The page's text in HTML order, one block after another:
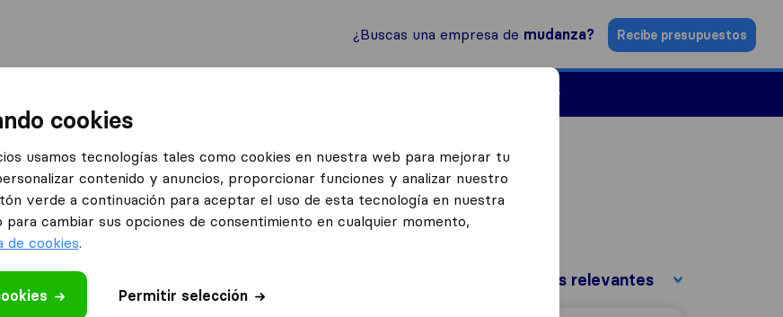
¿Buscas una empresa de mudanza? Recibe presupuestos
Tomelloso
cookies
usamos tecnologías tales como cookies en nuestra web para mejorar tu
contenido y anuncios, proporcionar funciones y analizar nuestro
verde a continuación para aceptar el uso de esta tecnología en nuestra
para cambiar sus opciones de consentimiento en cualquier momento,
de cookies.
Permitir selección